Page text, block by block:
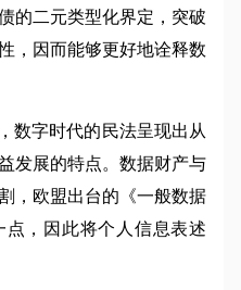
的二元类型化界定，突破
，因而能够更好地诠释数
数字时代的民法呈现出从
发展的特点。数据财产与
，欧盟出台的《一般数据
，因此将个人信息表述